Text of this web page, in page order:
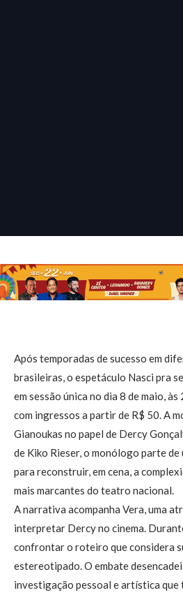
Após temporadas de sucesso em
brasileiras, o espetáculo Nasci pra
em sessão única no dia 8 de maio,
com ingressos a partir de R$ 50. A
Gianoukas no papel de Dercy
de Kiko Rieser, o monólogo parte
para reconstruir, em cena, a
mais marcantes do teatro nacional.
A narrativa acompanha Vera, uma
interpretar Dercy no cinema.
confrontar o roteiro que considera
estereotipado. O embate
investigação pessoal e artística que